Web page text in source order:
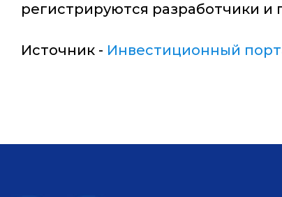
регистрируются разработчики
Источник - Инвестиционный